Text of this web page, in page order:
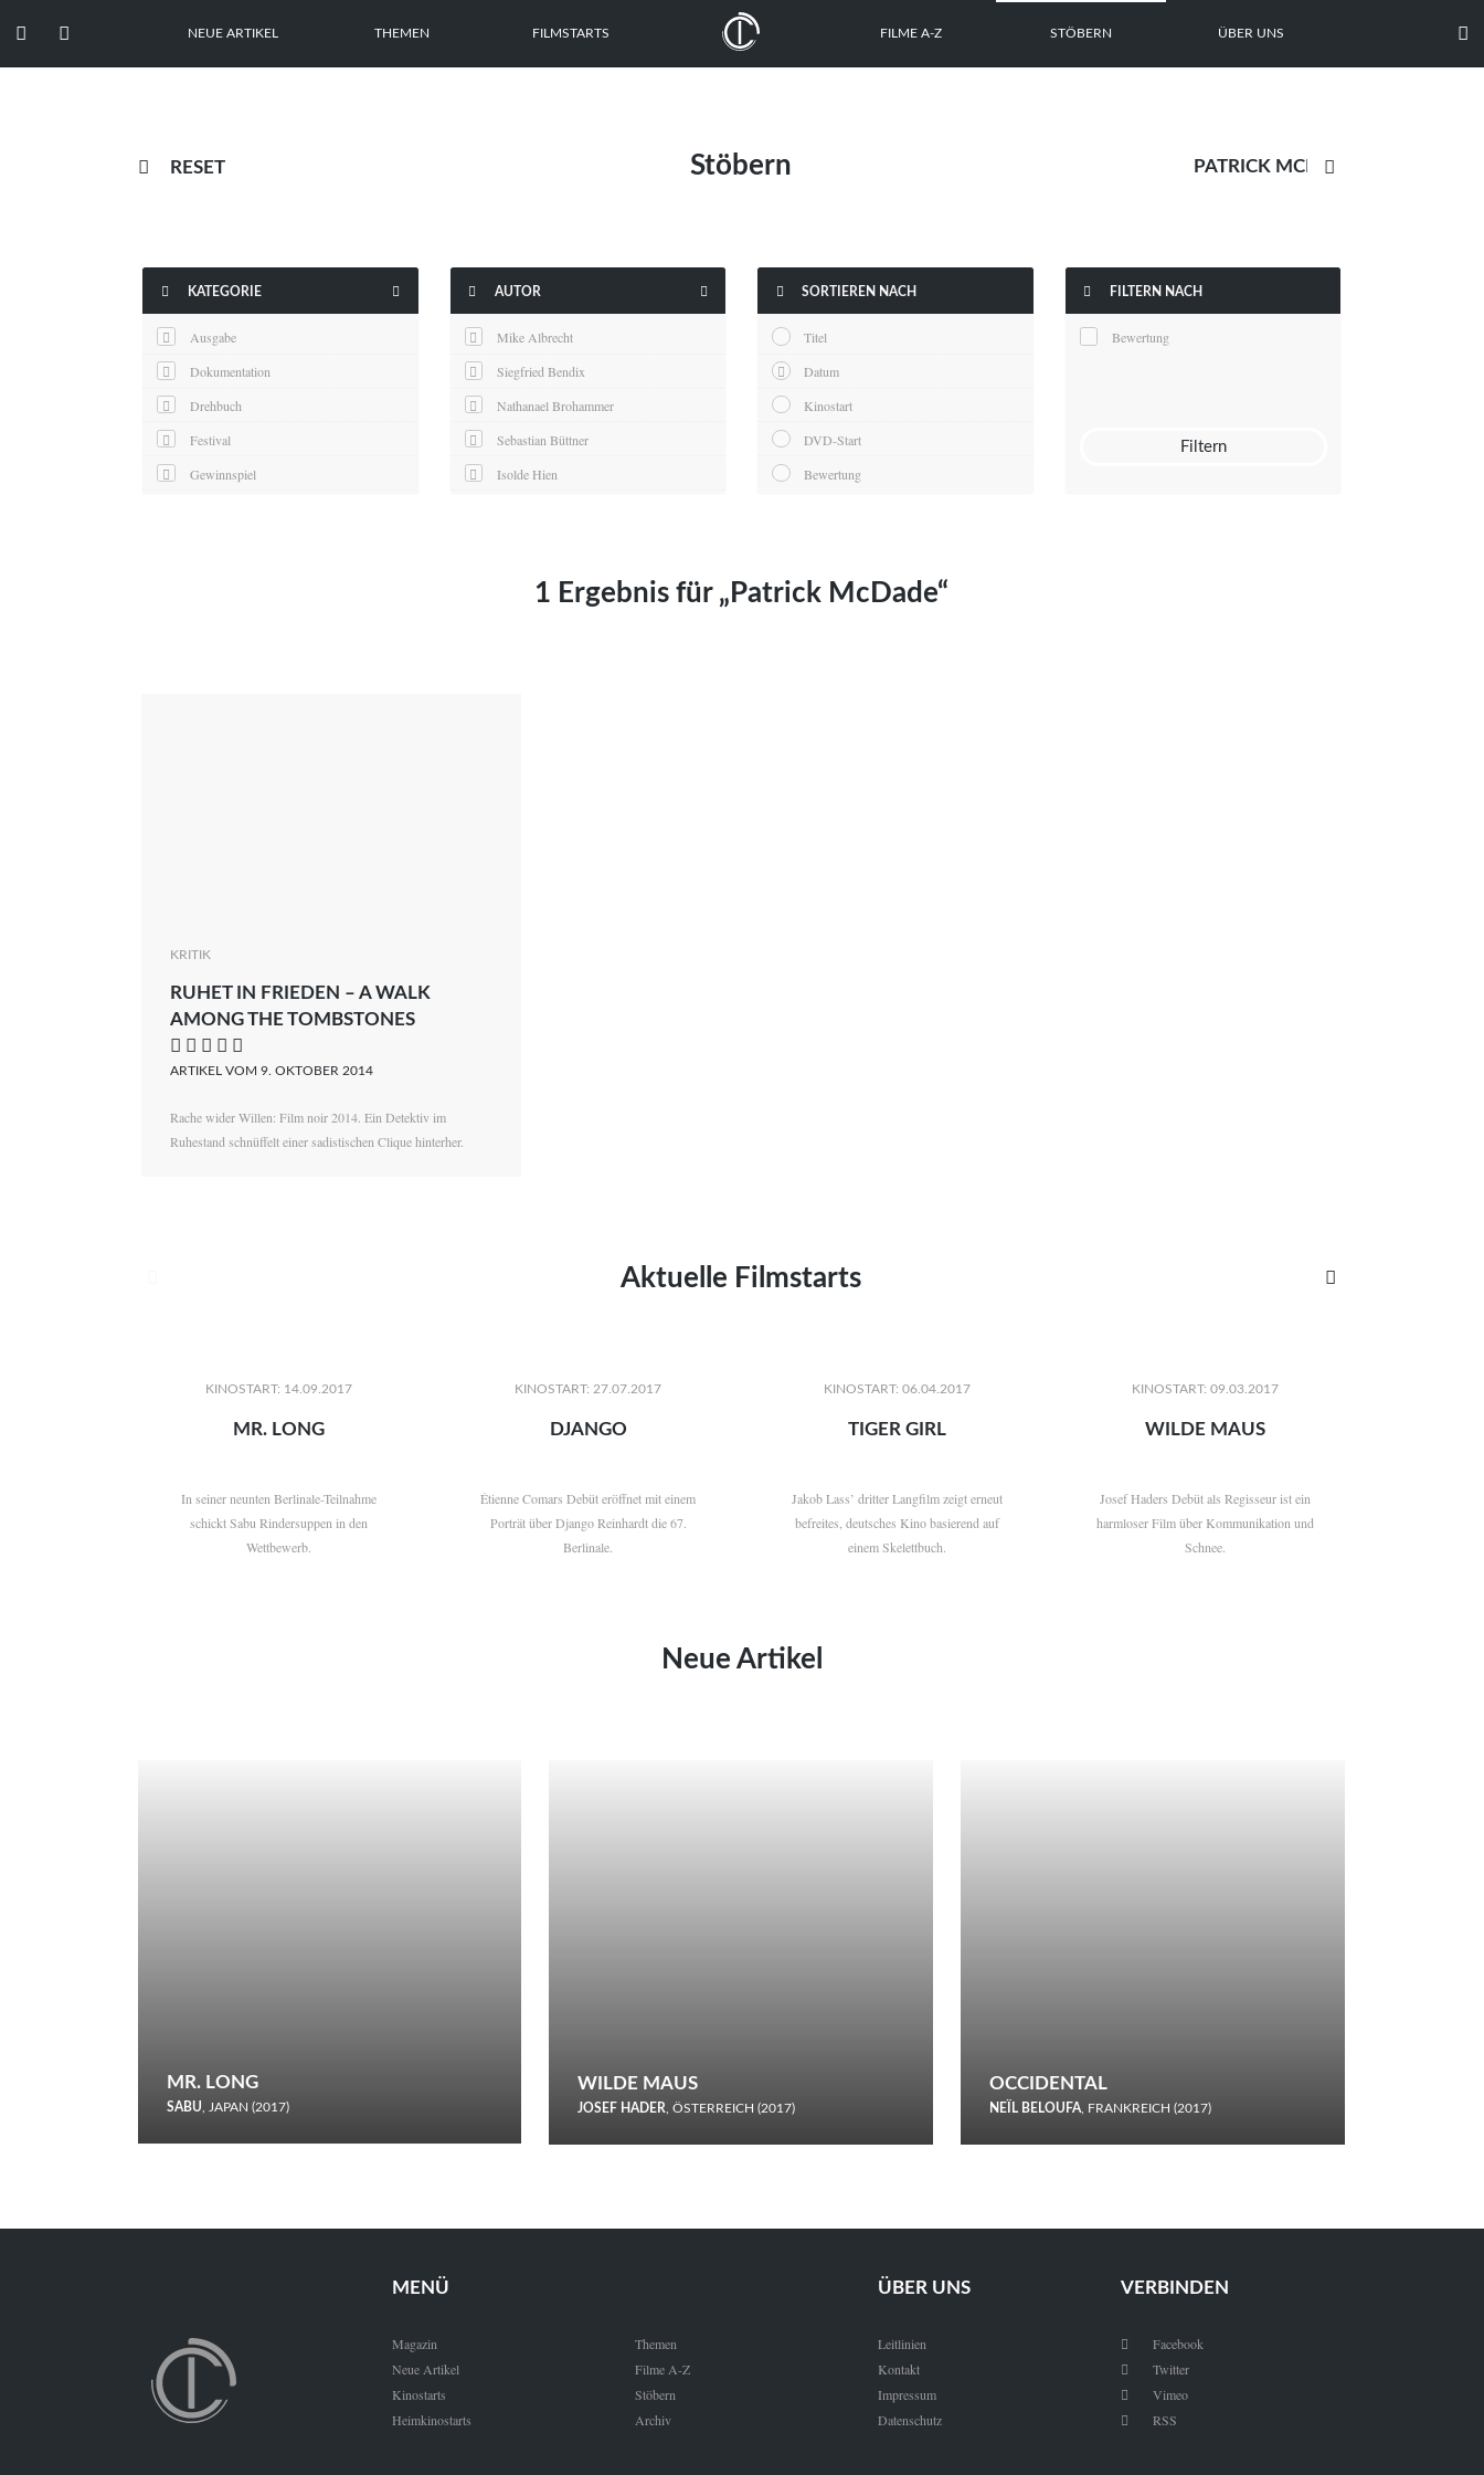
  NEUE ARTIKEL THEMEN FILMSTARTS FILME A-Z STÖBERN ÜBER UNS 
 RESET Stöbern 
 KATEGORIE 
Ausgabe
Dokumentation
Drehbuch
Festival
Gewinnspiel
 AUTOR 
Mike Albrecht
Siegfried Bendix
Nathanael Brohammer
Sebastian Büttner
Isolde Hien
Maximilian Kosing
 SORTIEREN NACH
Titel
Datum
Kinostart
DVD-Start
Bewertung
 FILTERN NACH
Bewertung
Filtern
1 Ergebnis für „Patrick McDade“
KRITIK
RUHET IN FRIEDEN – A WALK
AMONG THE TOMBSTONES
    
ARTIKEL VOM 9. OKTOBER 2014
Rache wider Willen: Film noir 2014. Ein Detektiv im
Ruhestand schnüffelt einer sadistischen Clique hinterher.
Aktuelle Filmstarts 
KINOSTART: 14.09.2017
MR. LONG
In seiner neunten Berlinale-Teilnahme
schickt Sabu Rindersuppen in den
Wettbewerb.
KINOSTART: 27.07.2017
DJANGO
Étienne Comars Debüt eröffnet mit einem
Porträt über Django Reinhardt die 67.
Berlinale.
KINOSTART: 06.04.2017
TIGER GIRL
Jakob Lass’ dritter Langfilm zeigt erneut
befreites, deutsches Kino basierend auf
einem Skelettbuch.
KINOSTART: 09.03.2017
WILDE MAUS
Josef Haders Debüt als Regisseur ist ein
harmloser Film über Kommunikation und
Schnee.
Neue Artikel
MR. LONG
SABU, JAPAN (2017)
den Wettbewerb.
WILDE MAUS
JOSEF HADER, ÖSTERREICH (2017)
Schnee.
OCCIDENTAL
NEÏL BELOUFA, FRANKREICH (2017)
MENÜ
Magazin
Neue Artikel
Kinostarts
Heimkinostarts
Themen
Filme A-Z
Stöbern
Archiv
ÜBER UNS
Leitlinien
Kontakt
Impressum
Datenschutz
VERBINDEN
 Facebook
 Twitter
 Vimeo
 RSS